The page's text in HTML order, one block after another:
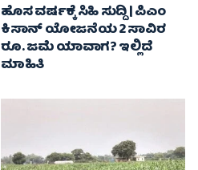
ಹೊಸ ವರ್ಷಕ್ಕೆ ಸಿಹಿ ಸುದ್ದಿ | ಪಿಎಂ
ಕಿಸಾನ್ ಯೋಜನೆಯ 2 ಸಾವಿರ
ರೂ. ಜಮೆ ಯಾವಾಗ? ಇಲ್ಲಿದೆ
ಮಾಹಿತಿ